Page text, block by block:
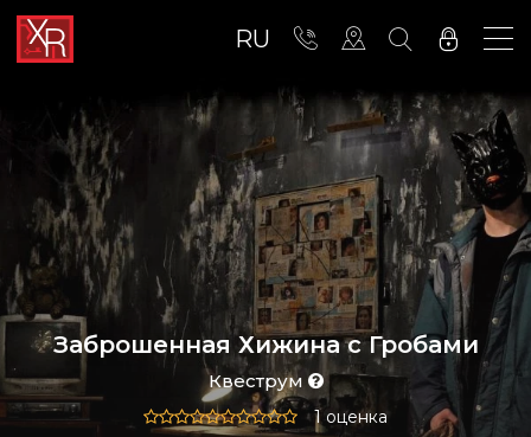
RU
Заброшенная Хижина с Гробами
Квеструм
1 оценка